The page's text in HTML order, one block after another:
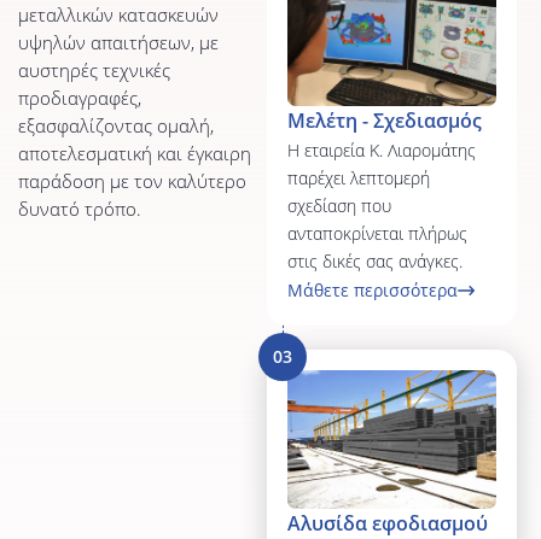
μεταλλικών κατασκευών
υψηλών απαιτήσεων, με
αυστηρές τεχνικές
προδιαγραφές,
εξασφαλίζοντας ομαλή,
αποτελεσματική και έγκαιρη
παράδοση με τον καλύτερο
δυνατό τρόπο.
Αλυσίδα εφοδιασμού
Το διεθνές δίκτυο
προμηθευτών της εταιρείας
μας ενισχύει την ευελιξία
και την ταχύτητα για
έγκαιρη παράδοση έργων
σε παγκόσμια κλίμακα.
Μάθετε περισσότερα
Μεταλλικές
04